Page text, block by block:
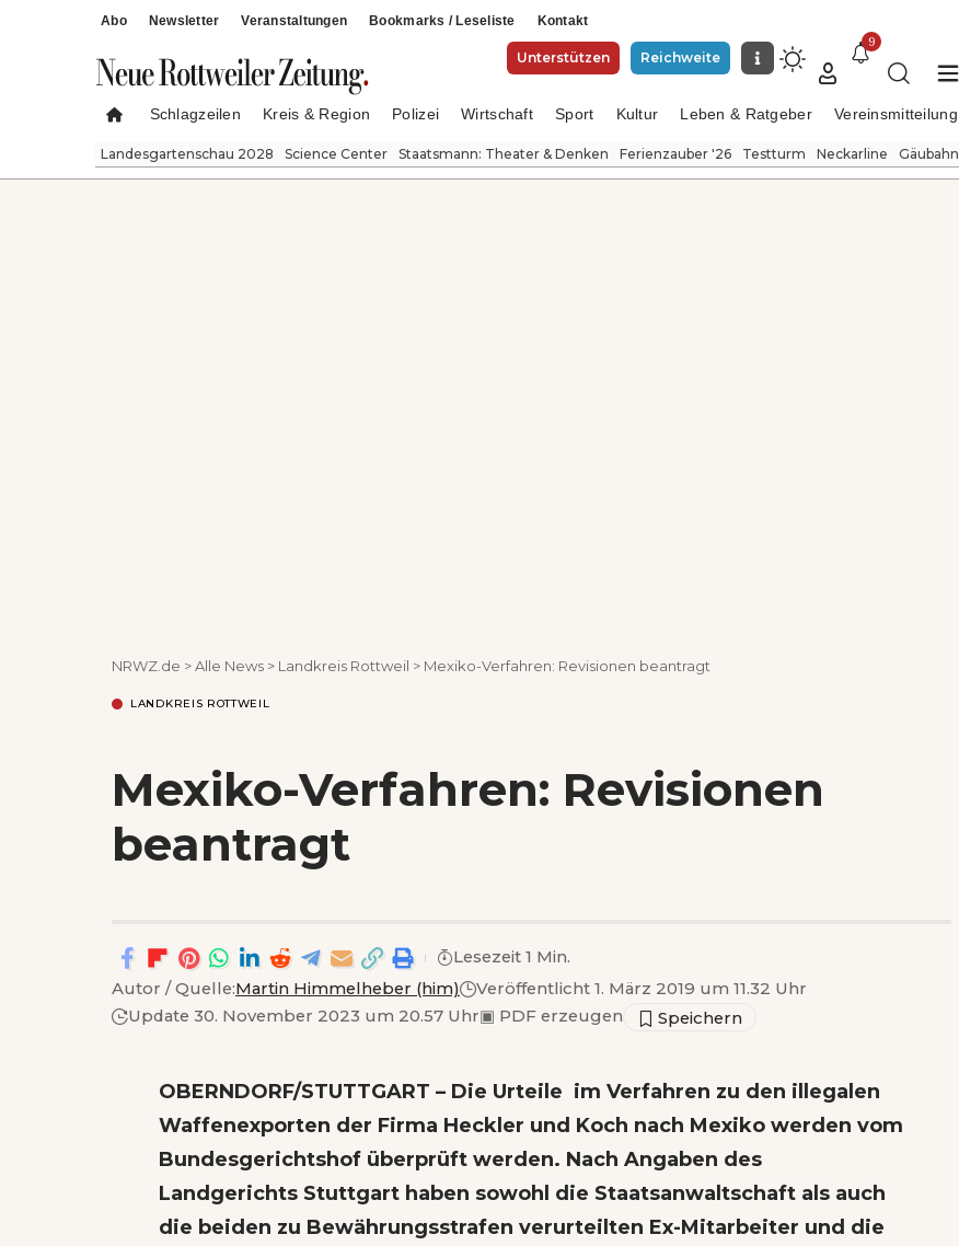
Abo Newsletter Veranstaltungen Bookmarks / Leseliste Kontakt
Unterstützen Reichweite
9
Schlagzeilen Kreis & Region Polizei Wirtschaft Sport Kultur Leben & Ratgeber Vereinsmitteilung
Landesgartenschau 2028 Science Center Staatsmann: Theater & Denken Ferienzauber '26 Testturm Neckarline Gäubahn
NRWZ.de >Alle News > Landkreis Rottweil > Mexiko-Verfahren: Revisionen beantragt
LANDKREIS ROTTWEIL
Mexiko-Verfahren: Revisionen
beantragt
Autor / Quelle:Martin Himmelheber (him)
Veröffentlicht 1. März 2019 um 11.32 Uhr
Update 30. November 2023 um 20.57 Uhr▣ PDF erzeugen
Lesezeit 1 Min.
OBERNDORF/STUTTGART – Die Urteile im Verfahren zu den illegalen
Waffenexporten der Firma Heckler und Koch nach Mexiko werden vom
Bundesgerichtshof überprüft werden. Nach Angaben des
Landgerichts Stuttgart haben sowohl die Staatsanwaltschaft als auch
die beiden zu Bewährungsstrafen verurteilten Ex-Mitarbeiter und die